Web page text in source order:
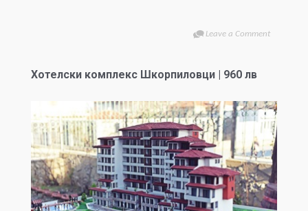
Leave a Comment
Хотелски комплекс Шкорпиловци | 960 лв